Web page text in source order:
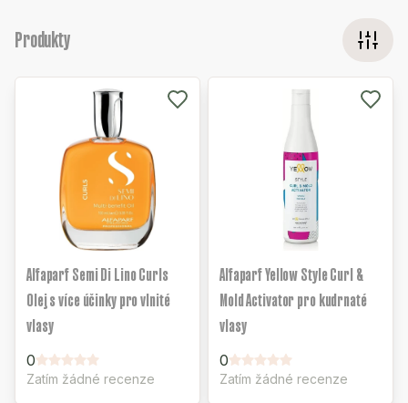
Produkty
Alfaparf Semi Di Lino Curls
Olej s více účinky pro vlnité
vlasy
0
Zatím žádné recenze
Alfaparf Yellow Style Curl &
Mold Activator pro kudrnaté
vlasy
0
Zatím žádné recenze